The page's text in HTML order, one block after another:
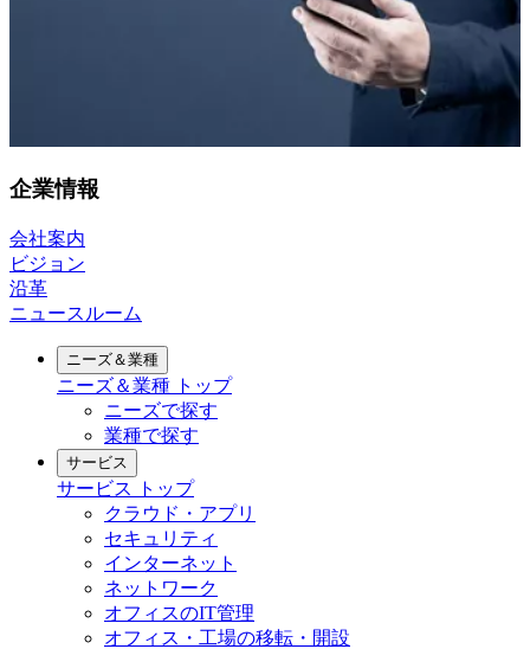
企業情報
会社案内
ビジョン
沿革
ニュースルーム
ニーズ＆業種
ニーズ＆業種 トップ
ニーズで探す
業種で探す
サービス
サービス
トップ
クラウド・アプリ
セキュリティ
インターネット
ネットワーク
オフィスのIT管理
オフィス・工場の移転・開設